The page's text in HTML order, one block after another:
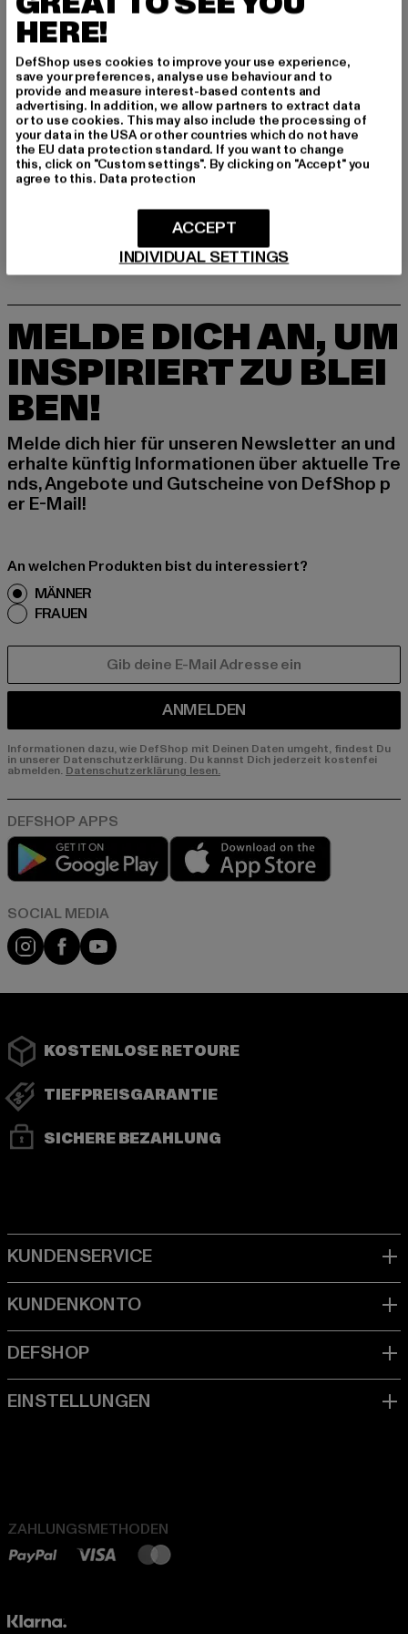
GENESIS FOOTWEAR
G-Soley Porto Plain Leather
Derzeitiger Preis: 119,99 EURAktionspreis: 199,99 EUR
GENESIS FOOTWEAR
111,99 EUR
Derzeitiger Preis: 111,99 EUR
MELDE DICH AN, UM
INSPIRIERT ZU BLEI
BEN!
Melde dich hier für unseren Newsletter an und
erhalte künftig Informationen über aktuelle Tre
nds, Angebote und Gutscheine von DefShop p
er E-Mail!
An welchen Produkten bist du interessiert?
MÄNNER
FRAUEN
ANMELDEN
Informationen dazu, wie DefShop mit Deinen Daten umgeht, findest Du
in unserer Datenschutzerklärung. Du kannst Dich jederzeit kostenfei
abmelden. Datenschutzerklärung lesen.
Play market
Instagram
FacebookYouTube
KOSTENLOSE RETOURE
TIEFPREISGARANTIE
SICHERE BEZAHLUNG
ZAHLUNGSMETHODEN
HERE!
DefShop uses cookies to improve your use experience,
save your preferences, analyse use behaviour and to
provide and measure interest-based contents and
advertising. In addition, we allow partners to extract data
or to use cookies. This may also include the processing of
your data in the USA or other countries which do not have
the EU data protection standard. If you want to change
this, click on "Custom settings". By clicking on "Accept" you
agree to this. Data protection
INDIVIDUAL SETTINGS
ACCEPT